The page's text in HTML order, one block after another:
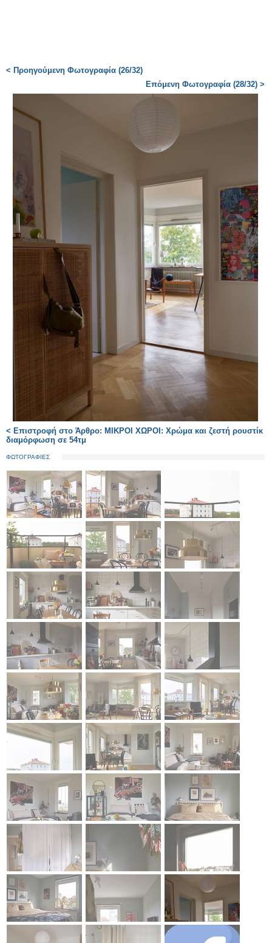
< Προηγούμενη Φωτογραφία (26/32)
Επόμενη Φωτογραφία (28/32) >
< Επιστροφή στο Άρθρο: ΜΙΚΡΟΙ ΧΩΡΟΙ: Χρώμα και ζεστή ρουστίκ
διαμόρφωση σε 54τμ
ΦΩΤΟΓΡΑΦΙΕΣ